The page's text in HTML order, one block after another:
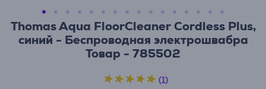
Thomas Aqua FloorCleaner Cordless Plus,
синий - Беспроводная электрошвабра
Товар - 785502
(1)